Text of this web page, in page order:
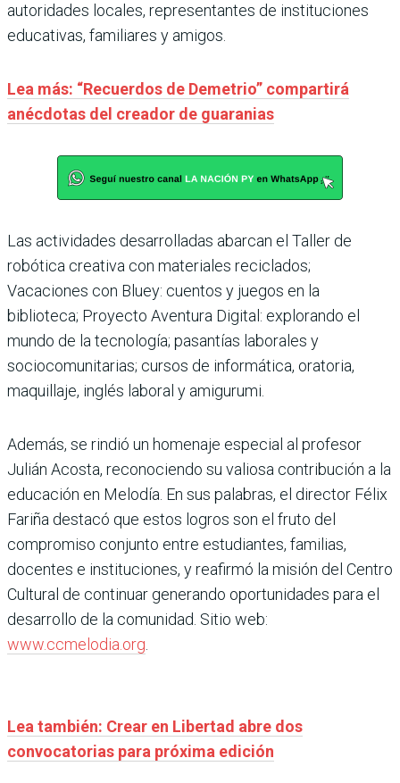
autoridades locales, representantes de instituciones
educativas, familiares y amigos.
Lea más: “Recuerdos de Demetrio” compartirá
anécdotas del creador de guaranias
Las actividades desarrolladas abarcan el Taller de
robótica creativa con materiales reciclados;
Vacaciones con Bluey: cuentos y juegos en la
biblioteca; Proyecto Aventura Digital: explorando el
mundo de la tecnología; pasantías laborales y
sociocomunitarias; cursos de informática, oratoria,
maquillaje, inglés laboral y amigurumi.
Además, se rindió un homenaje especial al profesor
Julián Acosta, reconociendo su valiosa contribución a la
educación en Melodía. En sus palabras, el director Félix
Fariña destacó que estos logros son el fruto del
compromiso conjunto entre estudiantes, familias,
docentes e instituciones, y reafirmó la misión del Centro
Cultural de continuar generando oportunidades para el
desarrollo de la comunidad. Sitio web:
www.ccmelodia.org.
Lea también: Crear en Libertad abre dos
convocatorias para próxima edición